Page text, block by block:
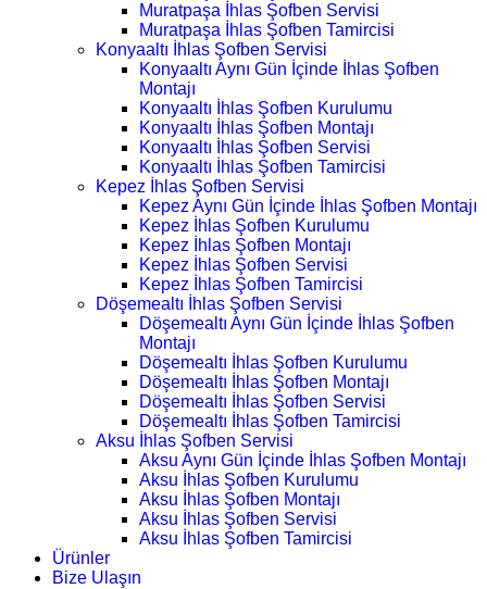
Muratpaşa İhlas Şofben Servisi
Muratpaşa İhlas Şofben Tamircisi
Konyaaltı İhlas Şofben Servisi
Konyaaltı Aynı Gün İçinde İhlas Şofben
Montajı
Konyaaltı İhlas Şofben Kurulumu
Konyaaltı İhlas Şofben Montajı
Konyaaltı İhlas Şofben Servisi
Konyaaltı İhlas Şofben Tamircisi
Kepez İhlas Şofben Servisi
Kepez Aynı Gün İçinde İhlas Şofben Montajı
Kepez İhlas Şofben Kurulumu
Kepez İhlas Şofben Montajı
Kepez İhlas Şofben Servisi
Kepez İhlas Şofben Tamircisi
Döşemealtı İhlas Şofben Servisi
Döşemealtı Aynı Gün İçinde İhlas Şofben
Montajı
Döşemealtı İhlas Şofben Kurulumu
Döşemealtı İhlas Şofben Montajı
Döşemealtı İhlas Şofben Servisi
Döşemealtı İhlas Şofben Tamircisi
Aksu İhlas Şofben Servisi
Aksu Aynı Gün İçinde İhlas Şofben Montajı
Aksu İhlas Şofben Kurulumu
Aksu İhlas Şofben Montajı
Aksu İhlas Şofben Servisi
Aksu İhlas Şofben Tamircisi
Ürünler
Bize Ulaşın